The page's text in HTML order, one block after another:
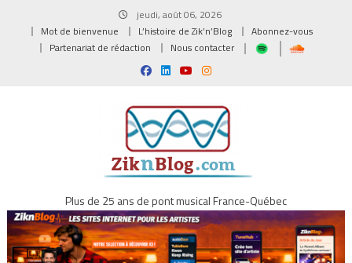
jeudi, août 06, 2026
Mot de bienvenue
L’histoire de Zik’n’Blog
Abonnez-vous
Partenariat de rédaction
Nous contacter
Plus de 25 ans de pont musical France-Québec